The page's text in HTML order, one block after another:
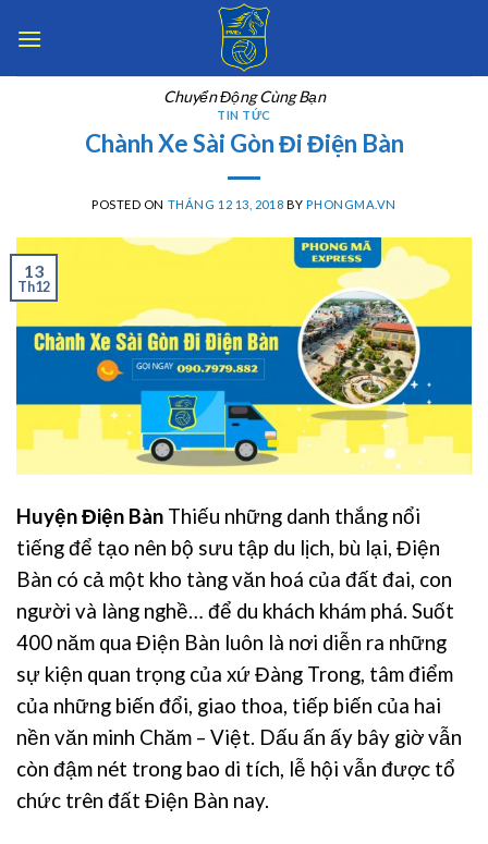
Chuyển Động Cùng Bạn
TIN TỨC
Chành Xe Sài Gòn Đi Điện Bàn
POSTED ON THÁNG 12 13, 2018 BYPHONGMA.VN
13
Th12
Huyện Điện Bàn Thiếu những danh thắng nổi
tiếng để tạo nên bộ sưu tập du lịch, bù lại, Điện
Bàn có cả một kho tàng văn hoá của đất đai, con
người và làng nghề… để du khách khám phá. Suốt
400 năm qua Điện Bàn luôn là nơi diễn ra những
sự kiện quan trọng của xứ Đàng Trong, tâm điểm
của những biến đổi, giao thoa, tiếp biến của hai
nền văn minh Chăm – Việt. Dấu ấn ấy bây giờ vẫn
còn đậm nét trong bao di tích, lễ hội vẫn được tổ
chức trên đất Điện Bàn nay.